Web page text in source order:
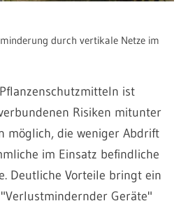
durch vertikale Netze im
ist
Risiken mitunter
möglich, die weniger Abdrift
im Einsatz befindliche
Deutliche Vorteile bringt ein
Geräte"